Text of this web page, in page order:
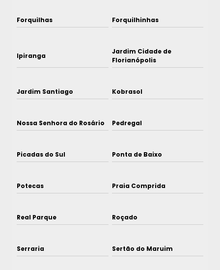
Forquilhas Forquilhinhas
Ipiranga
Jardim Cidade de
Florianópolis
Jardim Santiago Kobrasol
Nossa Senhora do Rosário Pedregal
Picadas do Sul Ponta de Baixo
Potecas Praia Comprida
Real Parque Roçado
Serraria Sertão do Maruim